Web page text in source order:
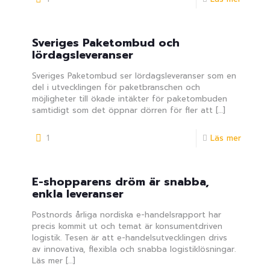
Sveriges Paketombud och
lördagsleveranser
Sveriges Paketombud ser lördagsleveranser som en
del i utvecklingen för paketbranschen och
möjligheter till ökade intäkter för paketombuden
samtidigt som det öppnar dörren för fler att […]
1 Läs mer
E-shopparens dröm är snabba,
enkla leveranser
Postnords årliga nordiska e-handelsrapport har
precis kommit ut och temat är konsumentdriven
logistik. Tesen är att e-handelsutvecklingen drivs
av innovativa, flexibla och snabba logistiklösningar.
Läs mer […]